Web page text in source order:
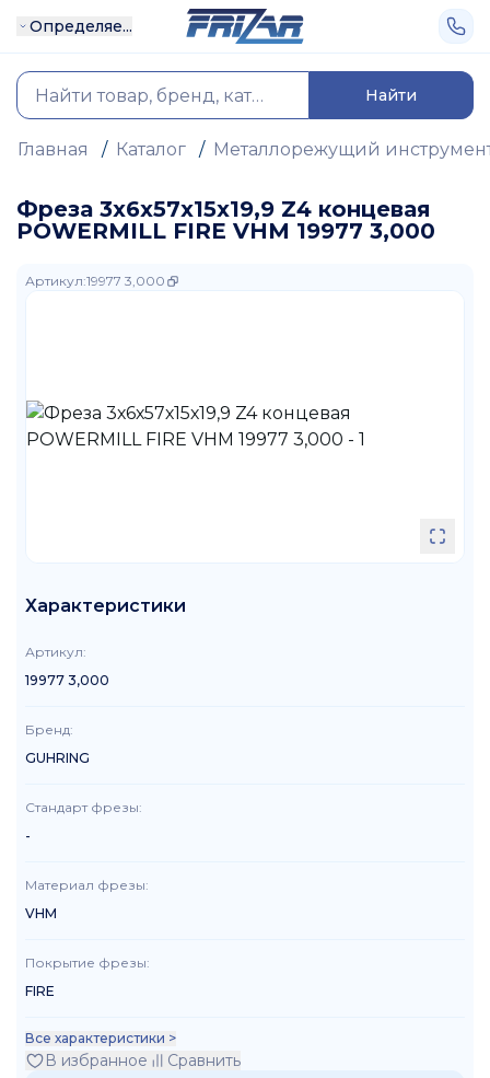
Определяе...
Найти
Главная / Каталог / Металлорежущий
Фреза 3х6х57х15х19,9 Z4 концевая
POWERMILL FIRE VHM 19977 3,000
Артикул:19977 3,000
Характеристики
Артикул:
19977 3,000
Бренд:
GUHRING
Стандарт фрезы:
-
Материал фрезы:
VHM
Покрытие фрезы:
FIRE
Все характеристики >
В избранное Сравнить